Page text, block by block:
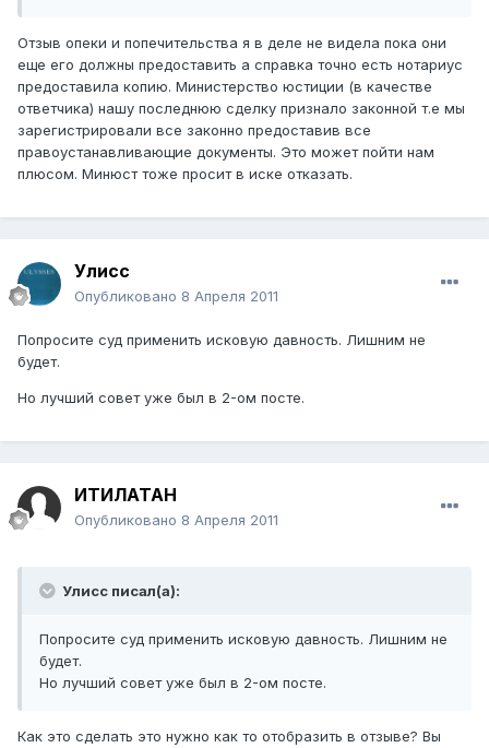
Отзыв опеки и попечительства я в деле не видела пока они
еще его должны предоставить а справка точно есть нотариус
предоставила копию. Министерство юстиции (в качестве
ответчика) нашу последнюю сделку признало законной т.е мы
зарегистрировали все законно предоставив все
правоустанавливающие документы. Это может пойти нам
плюсом. Минюст тоже просит в иске отказать.
Улисс
Опубликовано 8 Апреля 2011
Попросите суд применить исковую давность. Лишним не
будет.
Но лучший совет уже был в 2-ом посте.
ИТИЛАТАН
Опубликовано 8 Апреля 2011
Улисс писал(а):
Попросите суд применить исковую давность. Лишним не
будет.
Но лучший совет уже был в 2-ом посте.
Как это сделать это нужно как то отобразить в отзыве? Вы